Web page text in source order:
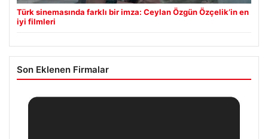
Türk sinemasında farklı bir imza: Ceylan Özgün Özçelik’in en
iyi filmleri
Son Eklenen Firmalar